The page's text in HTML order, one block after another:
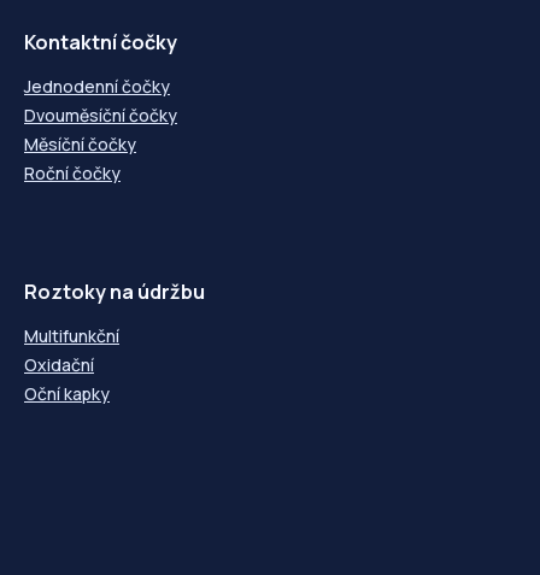
Kontaktní čočky
Jednodenní čočky
Dvouměsíční čočky
Měsíční čočky
Roční čočky
Roztoky na údržbu
Multifunkční
Oxidační
Oční kapky